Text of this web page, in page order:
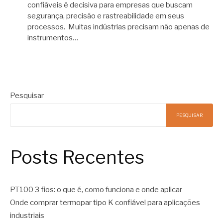
confiáveis é decisiva para empresas que buscam
segurança, precisão e rastreabilidade em seus
processos. Muitas indústrias precisam não apenas de
instrumentos…
Pesquisar
PESQUISAR
Posts Recentes
PT100 3 fios: o que é, como funciona e onde aplicar
Onde comprar termopar tipo K confiável para aplicações
industriais